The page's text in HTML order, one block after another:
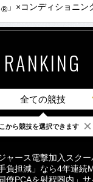
® 」×コンディショニン
RANKING
全ての競技
24時間 週間
ャース電撃加入スク
負担減」なら4年連続
僚PCAを射程圏内」
から競技を選択できます ×